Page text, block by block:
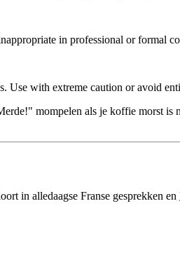
in professional or formal
Use with extreme caution or avoid
mompelen als je koffie morst
in alledaagse Franse gesprekken en